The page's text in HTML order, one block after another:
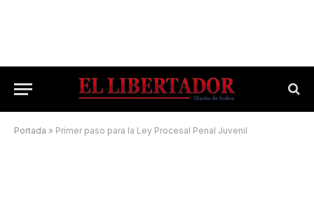
Portada » Primer paso para la Ley Procesal Penal Juvenil